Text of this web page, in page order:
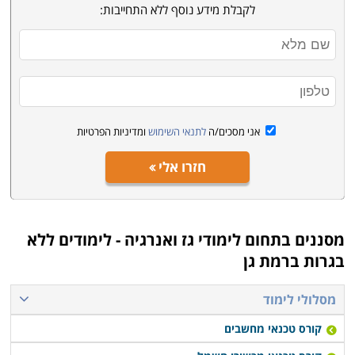
כיום כבר משמש הגז הטבעי בארץ להפעלת תחנות הכוח
של חברת החשמל ויצרני חשמל פרטיים כתחליף למזוט,
סולר וגז מיובא, וכן לחברות גדולות שצריכת האנרגיה שלהן
גדולה מאוד, כמו למשל בז"ן, אך כבר בעתיד המיידי צפויה
עלייה דרמטית במעבר לצריכת גז טבעי כמקור אנרגיה
משמעותיות וברורות: הגז הטבעי הוא זול מדלקים אחרים,
במיוחד כאשר נקנה בארץ בשקלים ואינו מצריך הוצאות
במטבע חוץ או תלות בגורמים גיאו-פוליטיים חיצוניים.
לעומת 35% למשל במקרה של שימוש בפחם, דבר המייעל
דרמטית את הייצור. מלבד אלו, מדובר באנרגיה ירוקה הרבה
יותר כל עוד נעשה בגז שימוש מוקפד ואחראי, כך שאינו
דולף חלילה לאוויר הפתוח. כל עוד מתבצעים כל התהליכים
במקצועיות, גורמת אנרגיית הגז לנזק סביבתי נמוך בהרבה
לקבלת מידע נוסף ללא התחייבות:
אני מסכים/ה לתנאי השימוש ומדיניות הפרטיות
חזרו אלי
מסננים בתחום לימודי גז ואנרגיה - לימודים ללא
בגרות ברמת גן
מסלולי לימוד
קורס טכנאי מחשבים